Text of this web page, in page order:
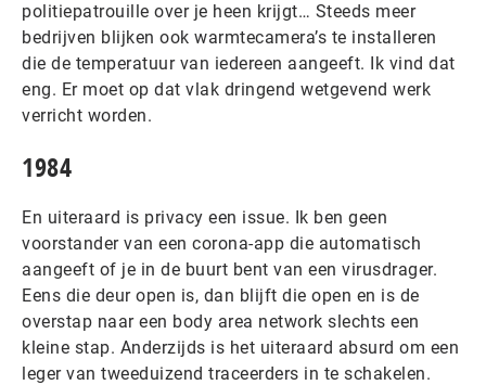
politiepatrouille over je heen krijgt… Steeds meer
bedrijven blijken ook warmtecamera’s te installeren
die de temperatuur van iedereen aangeeft. Ik vind dat
eng. Er moet op dat vlak dringend wetgevend werk
verricht worden.
1984
En uiteraard is privacy een issue. Ik ben geen
voorstander van een corona-app die automatisch
aangeeft of je in de buurt bent van een virusdrager.
Eens die deur open is, dan blijft die open en is de
overstap naar een body area network slechts een
kleine stap. Anderzijds is het uiteraard absurd om een
leger van tweeduizend traceerders in te schakelen.